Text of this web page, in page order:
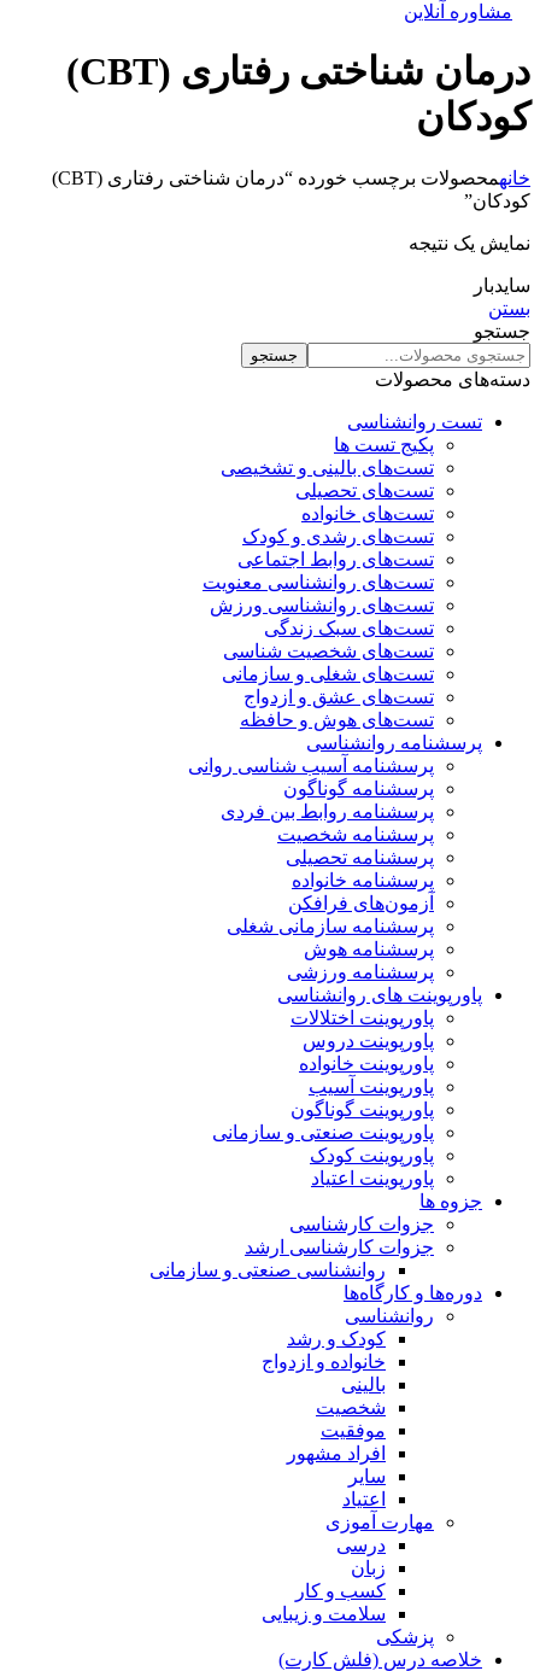
مشاوره آنلاین
درمان شناختی رفتاری (CBT)
کودکان
خانه
محصولات برچسب خورده “درمان شناختی رفتاری (CBT)
کودکان”
نمایش یک نتیجه
سایدبار
بستن
جستجو
جستجو
دسته‌های محصولات
تست روانشناسی
پکیج تست ها
تست‌های بالینی و تشخیصی
تست‌های تحصیلی
تست‌های خانواده
تست‌های رشدی و کودک
تست‌های روابط اجتماعی
تست‌های روانشناسی معنویت
تست‌های روانشناسی ورزش
تست‌های سبک زندگی
تست‌های شخصیت شناسی
تست‌های شغلی و سازمانی
تست‌های عشق و ازدواج
تست‌های هوش و حافظه
پرسشنامه روانشناسی
پرسشنامه آسیب شناسی روانی
پرسشنامه گوناگون
پرسشنامه روابط بین فردی
پرسشنامه شخصیت
پرسشنامه تحصیلی
پرسشنامه خانواده
آزمون‌های فرافکن
پرسشنامه سازمانی شغلی
پرسشنامه هوش
پرسشنامه ورزشی
پاورپوینت های روانشناسی
پاورپوینت اختلالات
پاورپوینت دروس
پاورپوینت خانواده
پاورپوینت آسیب
پاورپوینت گوناگون
پاورپوینت صنعتی و سازمانی
پاورپوینت کودک
پاورپوینت اعتیاد
جزوه ها
جزوات کارشناسی
جزوات کارشناسی ارشد
روانشناسی صنعتی و سازمانی
دوره‌ها و کارگاه‌ها
روانشناسی
کودک و رشد
خانواده و ازدواج
بالینی
شخصیت
موفقیت
افراد مشهور
سایر
اعتیاد
مهارت آموزی
درسی
زبان
کسب و کار
سلامت و زیبایی
پزشکی
خلاصه درس (فلش کارت)